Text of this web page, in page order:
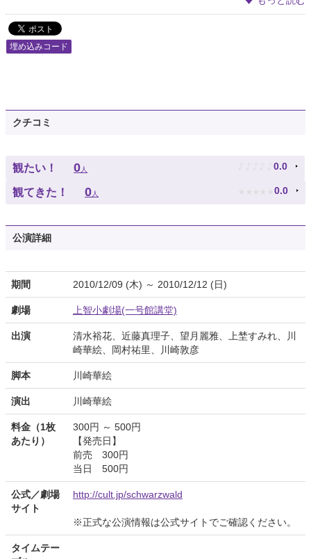
埋め込みコード
クチコミ
観たい！ 0人 ♪ ♪ ♪ ♪ ♪ 0.0
観てきた！ 0人 ★ ★ ★ ★ ★ 0.0
公演詳細
期間 2010/12/09 (木) ～ 2010/12/12 (日)
劇場 上智小劇場(一号館講堂)
出演
清水裕花、近藤真理子、望月麗雅、上埜すみれ、川
崎華絵、岡村祐里、川崎敦彦
脚本 川崎華絵
演出 川崎華絵
料金（1枚
あたり）
300円 ～ 500円
【発売日】
前売 300円
当日 500円
公式／劇場
サイト
http://cult.jp/schwarzwald
※正式な公演情報は公式サイトでご確認ください。
タイムテー